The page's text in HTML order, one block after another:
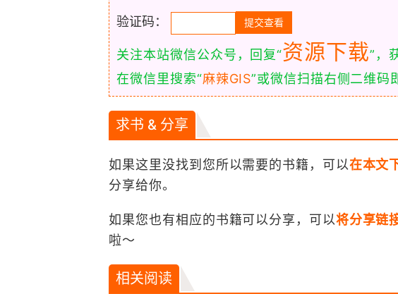
验证码：
关注本站微信公众号，回复“资源下载”，
在微信里搜索“麻辣GIS”或微信扫描右侧二维码
求书 & 分享
如果这里没找到您所以需要的书籍，可以在本文
分享给你。
如果您也有相应的书籍可以分享，可以将分享链
啦～
相关阅读